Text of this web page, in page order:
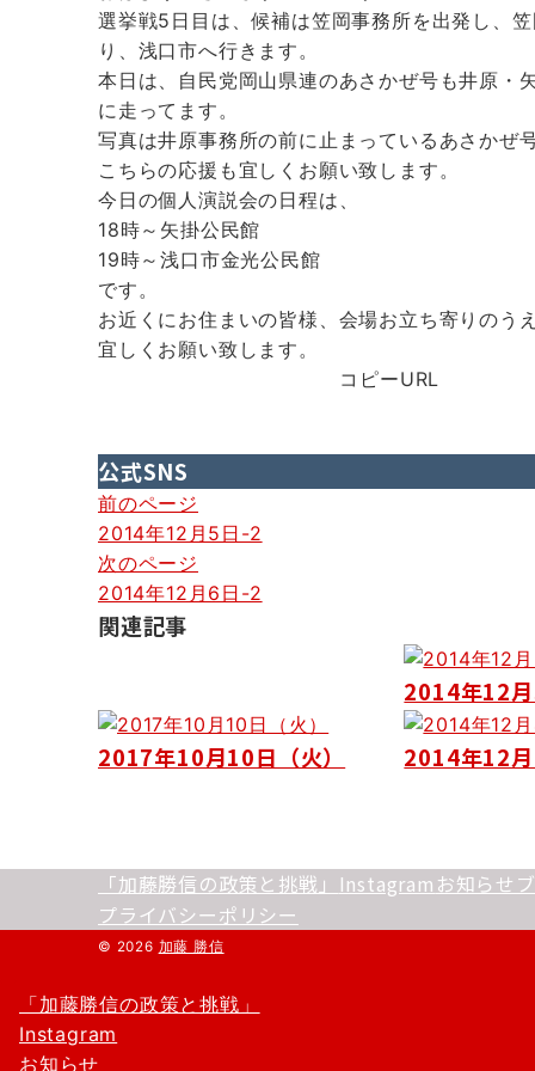
選挙戦5日目は、候補は笠岡事務所を出発し、
り、浅口市へ行きます。
本日は、自民党岡山県連のあさかぜ号も井原・
に走ってます。
写真は井原事務所の前に止まっているあさかぜ
こちらの応援も宜しくお願い致します。
今日の個人演説会の日程は、
18時～矢掛公民館
19時～浅口市金光公民館
です。
お近くにお住まいの皆様、会場お立ち寄りのう
宜しくお願い致します。
コピーURL
公式SNS
投
稿
ナ
ビ
ー
シ
前のページ
2014年12月5日-2
次のページ
2014年12月6日-2
関連記事
2014年12
2017年10月10日（火） 2014年12
「加藤勝信の政策と挑戦」 Instagram お知らせ
プライバシーポリシー
© 2026 加藤 勝信
「加藤勝信の政策と挑戦」
Instagram
お知らせ